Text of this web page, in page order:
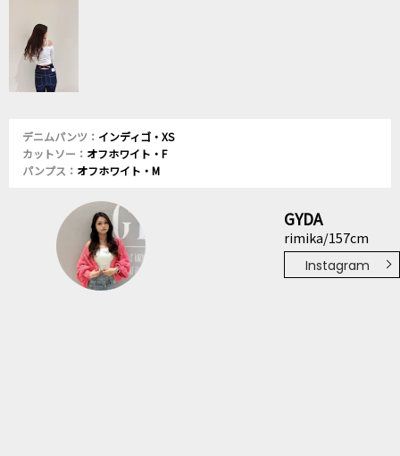
デニムパンツ： インディゴ・XS
カットソー： オフホワイト・F
パンプス： オフホワイト・M
GYDA
rimika/157cm
Instagram